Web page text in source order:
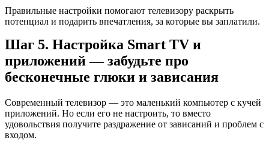
Правильные настройки помогают телевизору раскрыть
потенциал и подарить впечатления, за которые вы заплатили.
Шаг 5. Настройка Smart TV и
приложений — забудьте про
бесконечные глюки и зависания
Современный телевизор — это маленький компьютер с кучей
приложений. Но если его не настроить, то вместо
удовольствия получите раздражение от зависаний и проблем с
входом.